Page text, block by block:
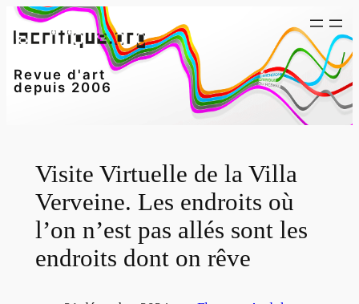
Aller
au
Revue d'art
depuis 2006
Visite Virtuelle de la Villa
Verveine. Les endroits où
l’on n’est pas allés sont les
endroits dont on rêve